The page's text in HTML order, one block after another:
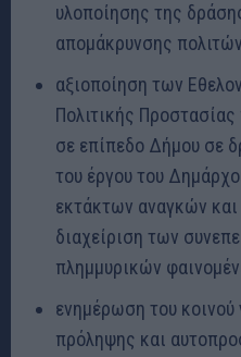
υλοποίησης της
απομάκρυνσης
αξιοποίηση των
Πολιτικής
σε επίπεδο Δήμου σε
του έργου του
εκτάκτων αναγκών
διαχείριση των
πλημμυρικών
ενημέρωση του
πρόληψης και